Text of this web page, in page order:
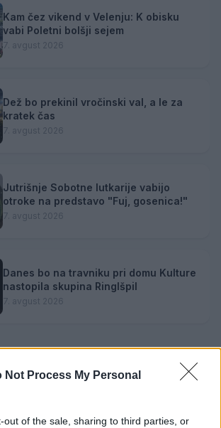
Not Process My Personal
out of the sale, sharing to third parties, or
Kam čez vikend v Velenju: K obisku
vabi Poletni bolšji sejem
7. avgust 2026
Dež bo prekinil vročinski val, a le za
kratek čas
7. avgust 2026
Jutrišnje Sobotne lutkarije vabijo
otroke na predstavo "Fuj, gosenica!"
7. avgust 2026
Danes bo na travniku pri domu Kulture
nastopila skupina Ringlšpil
7. avgust 2026